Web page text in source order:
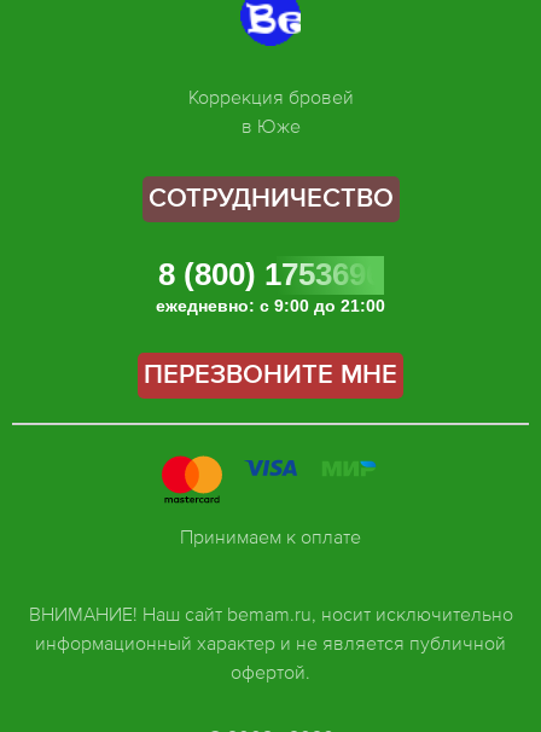
Коррекция бровей
в Юже
СОТРУДНИЧЕСТВО
8 (800) 1753696
ежедневно: с 9:00 до 21:00
ПЕРЕЗВОНИТЕ МНЕ
ВНИМАНИЕ! Наш сайт bemam.ru, носит исключительно
информационный характер и не является публичной
офертой.
Принимаем к оплате